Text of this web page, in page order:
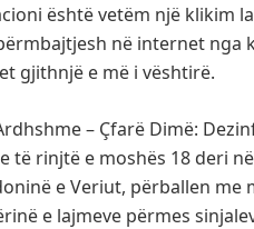
është vetëm një klikim
në internet
gjithnjë e më i vështirë.
– Çfarë Dimë:
të rinjtë e moshës 18 deri
e Veriut, përballen
e lajmeve përmes